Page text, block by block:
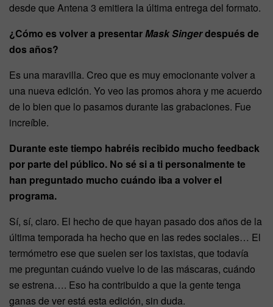
desde que Antena 3 emitiera la última entrega del formato.
¿Cómo es volver a presentarMask Singerdespués de
dos años?
Es una maravilla. Creo que es muy emocionante volver a
una nueva edición. Yo veo las promos ahora y me acuerdo
de lo bien que lo pasamos durante las grabaciones. Fue
increíble.
Durante este tiempo habréis recibido mucho feedback
por parte del público. No sé si a ti personalmente te
han preguntado mucho cuándo iba a volver el
programa.
Sí, sí, claro. El hecho de que hayan pasado dos años de la
última temporada ha hecho que en las redes sociales… El
termómetro ese que suelen ser los taxistas, que todavía
me preguntan cuándo vuelve lo de las máscaras, cuándo
se estrena…. Eso ha contribuido a que la gente tenga
ganas de ver está esta edición, sin duda.